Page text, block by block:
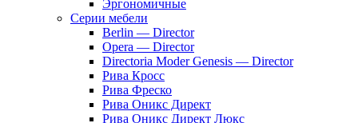
Эргономичные
Серии мебели
Berlin — Director
Opera — Director
Directoria Moder Genesis — Director
Рива Кросс
Рива Фреско
Рива Оникс Директ
Рива Оникс Директ Люкс